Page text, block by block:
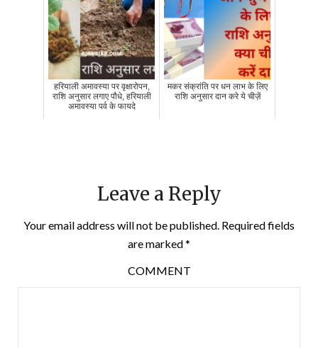
हरियाली अमावस्या पर वृक्षारोपन,
राशि अनुसार लगाए पौधे, हरियाली
अमावस्या पर्व के फायदे
मकर संक्रांति पर धन लाभ के लिए
राशि अनुसार दान करे ये चीज़ें
Leave a Reply
Your email address will not be published. Required fields
are marked*
COMMENT